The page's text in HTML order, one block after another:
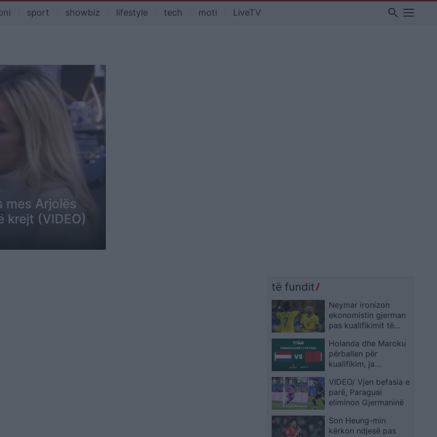
sport showbiz lifestyle tech moti LiveTV search
mes Arjolës
krejt (VIDEO)
të fundit
Neymar ironizon
ekonomistin gjerman
pas kualifikimit të
në Botërorin e
ardhshëm
Holanda dhe Maroku
përballen për
kualifikim, ja
VIDEO/ Vjen befasia e
parë, Paraguai
eliminon Gjermaninë
Son Heung-min
kërkon ndjesë pas